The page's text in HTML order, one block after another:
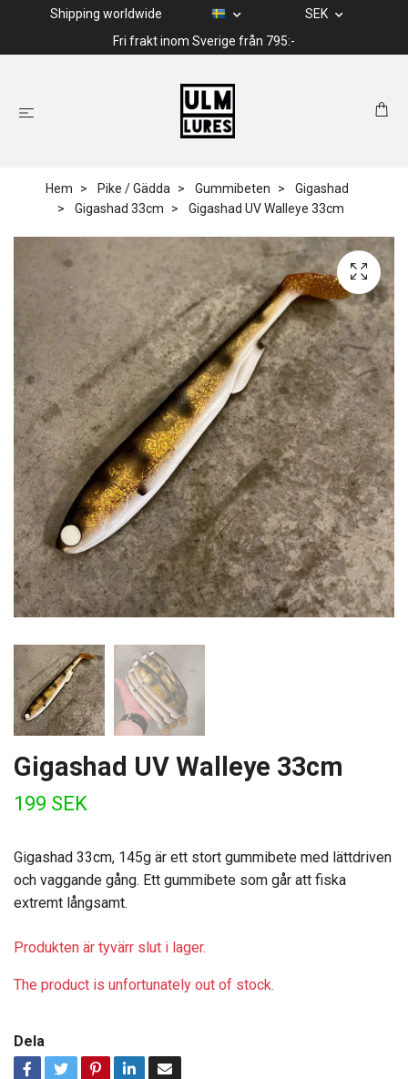
Shipping worldwide
SEK
Fri frakt inom Sverige från 795:-
Hem Pike / Gädda Gummibeten
Gigashad
Gigashad 33cm
Gigashad UV Walleye 33cm
Gigashad UV Walleye 33cm
199 SEK
Gigashad 33cm, 145g är ett stort gummibete med lättdriven
och vaggande gång. Ett gummibete som går att fiska
extremt långsamt.
Produkten är tyvärr slut i lager.
The product is unfortunately out of stock.
Dela